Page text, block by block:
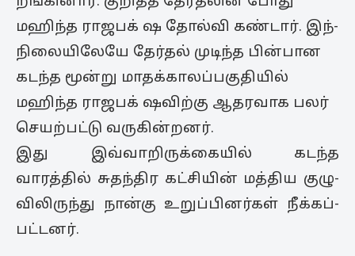
மஹிந்த ராஜ­பக் ஷ தோல்வி கண்டார். இந்­
நி­லை­யி­லேயே தேர்தல் முடிந்த பின்­பான
கடந்த மூன்று மாதக்­கா­லப்­ப­கு­தியில்
மஹிந்த ராஜ­ப­க் ஷ­விற்கு ஆத­ர­வாக பலர்
செயற்­பட்டு வரு­கின்­றனர்.
இது இவ்­வா­றிருக்­கை­யில் கடந்த
வாரத்தில் சுதந்­திர கட்­சியின் மத்­திய குழு­
வி­லி­ருந்து நான்கு உறுப்­பி­னர்கள் நீக்­கப்­
பட்­டனர்.